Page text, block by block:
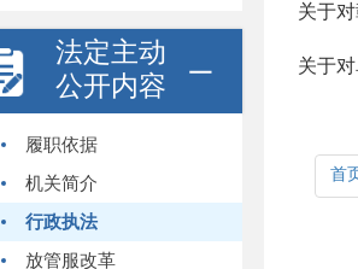
法定主动
公开内容
履职依据
机关简介
行政执法
放管服改革
关于
关于
首